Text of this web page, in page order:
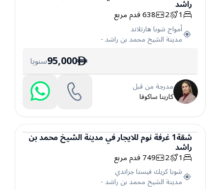
شقة
راشد
1
2
638قدم مربع
أمواج شوبا هارتلاند
مدينة الشيخ محمد بن راشد-
ê
95,000سنويا
مدرجة من قبل
كارينا ساكوفا
شقة
شقة1غرفة نومللايجارفيمدينة الشيخ محمد بن
راشد
1
2
749قدم مربع
شوبا كريك فيستا جراندي
مدينة الشيخ محمد بن راشد-